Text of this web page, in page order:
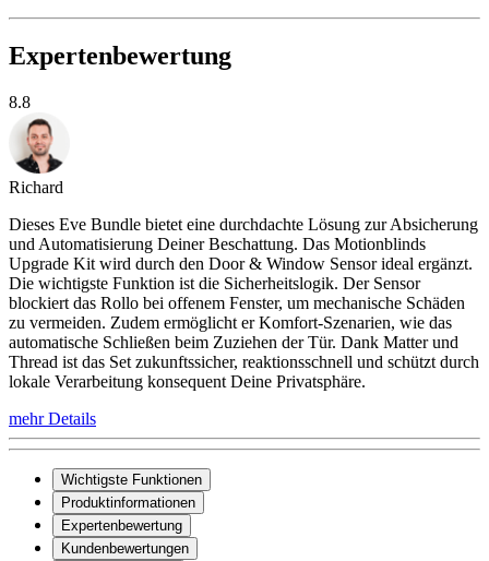
Expertenbewertung
8.8
Richard
Dieses Eve Bundle bietet eine durchdachte Lösung zur Absicherung
und Automatisierung Deiner Beschattung. Das Motionblinds
Upgrade Kit wird durch den Door & Window Sensor ideal ergänzt.
Die wichtigste Funktion ist die Sicherheitslogik. Der Sensor
blockiert das Rollo bei offenem Fenster, um mechanische Schäden
zu vermeiden. Zudem ermöglicht er Komfort-Szenarien, wie das
automatische Schließen beim Zuziehen der Tür. Dank Matter und
Thread ist das Set zukunftssicher, reaktionsschnell und schützt durch
lokale Verarbeitung konsequent Deine Privatsphäre.
mehr Details
Wichtigste Funktionen
Produktinformationen
Expertenbewertung
Kundenbewertungen